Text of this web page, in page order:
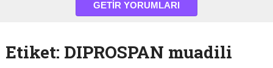
GETIR YORUMLARI
Etiket: DIPROSPAN muadili